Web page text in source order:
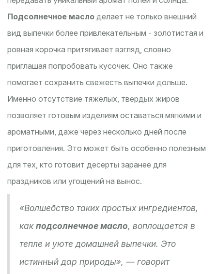
Подсолнечное масло делает не только внешний
вид выпечки более привлекательным - золотистая и
ровная корочка притягивает взгляд, словно
приглашая попробовать кусочек. Оно также
помогает сохранить свежесть выпечки дольше.
Именно отсутствие тяжелых, твердых жиров
позволяет готовым изделиям оставаться мягкими и
ароматными, даже через несколько дней после
приготовления. Это может быть особенно полезным
для тех, кто готовит десерты заранее для
праздников или угощений на вынос.
«Волшебство таких простых ингредиентов,
какподсолнечное масло, воплощается в
тепле и уюте домашней выпечки. Это
истинный дар природы», — говорит